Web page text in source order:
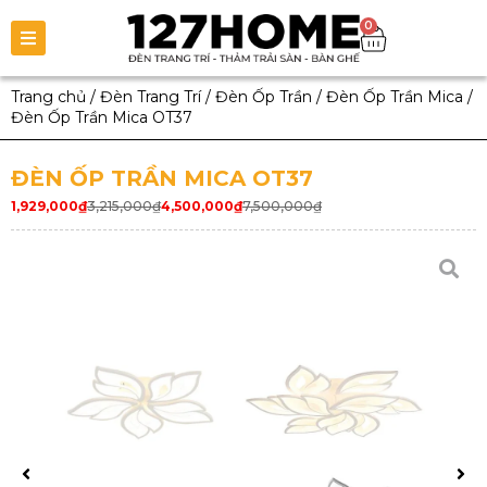
0
Trang chủ / Đèn Trang Trí/ Đèn Ốp Trần / Đèn Ốp Trần Mica /
Đèn Ốp Trần Mica OT37
ĐÈN ỐP TRẦN MICA OT37
3,215,000₫
1,929,000₫ 7,500,000₫
4,500,000₫